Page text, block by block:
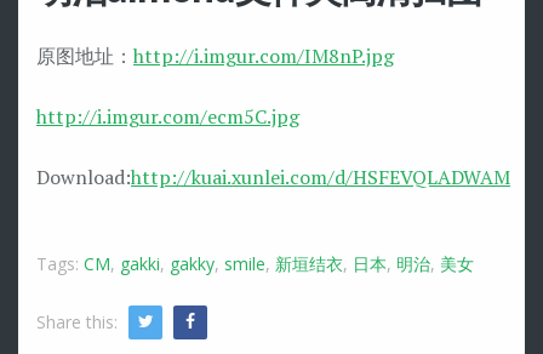
原图地址： http://i.imgur.com/IM8nP.jpg
http://i.imgur.com/ecm5C.jpg
Download:http://kuai.xunlei.com/d/HSFEVQLADWAM
Tags: CM, gakki, gakky, smile, 新垣结衣, 日本, 明治, 美女
Share this: Twitter